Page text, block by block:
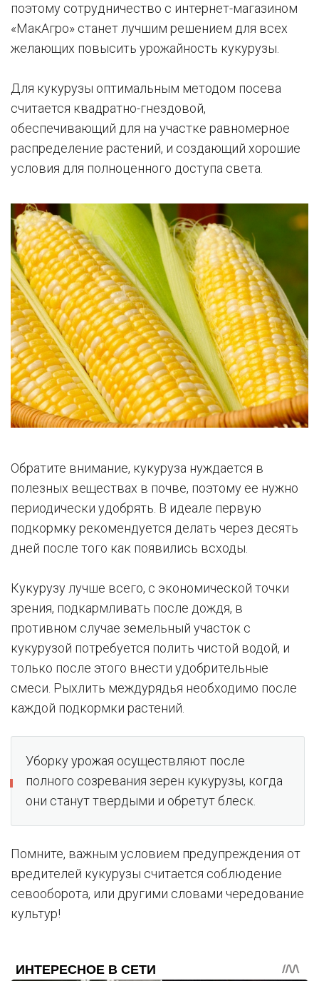
поэтому сотрудничество с интернет-магазином
«МакАгро» станет лучшим решением для всех
желающих повысить урожайность кукурузы.
Для кукурузы оптимальным методом посева
считается квадратно-гнездовой,
обеспечивающий для на участке равномерное
распределение растений, и создающий хорошие
условия для полноценного доступа света.
Обратите внимание, кукуруза нуждается в
полезных веществах в почве, поэтому ее нужно
периодически удобрять. В идеале первую
подкормку рекомендуется делать через десять
дней после того как появились всходы.
Кукурузу лучше всего, с экономической точки
зрения, подкармливать после дождя, в
противном случае земельный участок с
кукурузой потребуется полить чистой водой, и
только после этого внести удобрительные
смеси. Рыхлить междурядья необходимо после
каждой подкормки растений.
Уборку урожая осуществляют после
полного созревания зерен кукурузы, когда
они станут твердыми и обретут блеск.
Помните, важным условием предупреждения от
вредителей кукурузы считается соблюдение
севооборота, или другими словами чередование
культур!